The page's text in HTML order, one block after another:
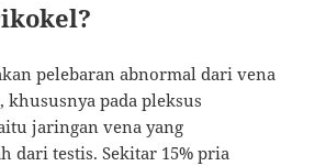
pelebaran abnormal dari vena
pada pleksus
jaringan vena yang
dari testis. Sekitar 15% pria